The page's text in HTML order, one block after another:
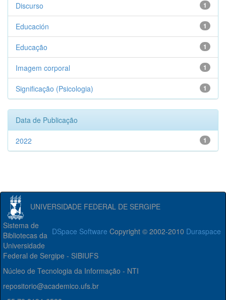
1
Discurso
1
Educación
1
Educação
1
Imagem corporal
1
Significação (Psicologia)
Data de Publicação
1
2022
UNIVERSIDADE FEDERAL DE SERGIPE
DSpace Software Copyright © 2002-2010 Duraspace
Sistema de
Bibliotecas da
Universidade
Federal de Sergipe - SIBIUFS
Núcleo de Tecnologia da Informação - NTI
repositorio@academico.ufs.br